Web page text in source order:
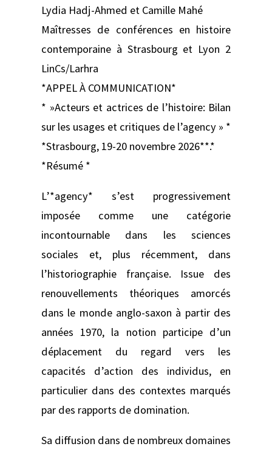
Lydia Hadj-Ahmed et Camille Mahé
Maîtresses de conférences en histoire
contemporaine à Strasbourg et Lyon 2
LinCs/Larhra
*APPEL À COMMUNICATION*
* »Acteurs et actrices de l’histoire: Bilan
sur les usages et critiques de l’agency » *
*Strasbourg, 19-20 novembre 2026**.*
*Résumé *
L’*agency* s’est progressivement
imposée comme une catégorie
incontournable dans les sciences
sociales et, plus récemment, dans
l’historiographie française. Issue des
renouvellements théoriques amorcés
dans le monde anglo-saxon à partir des
années 1970, la notion participe d’un
déplacement du regard vers les
capacités d’action des individus, en
particulier dans des contextes marqués
par des rapports de domination.
Sa diffusion dans de nombreux domaines